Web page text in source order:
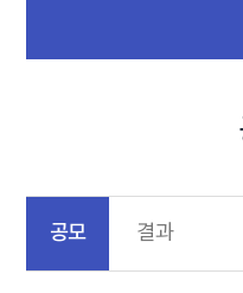
공모 결과